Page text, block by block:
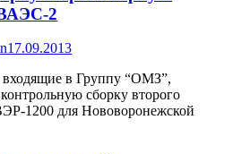
2
17.09.2013
в Группу “ОМЗ”,
сборку второго
1200 для Нововоронежской